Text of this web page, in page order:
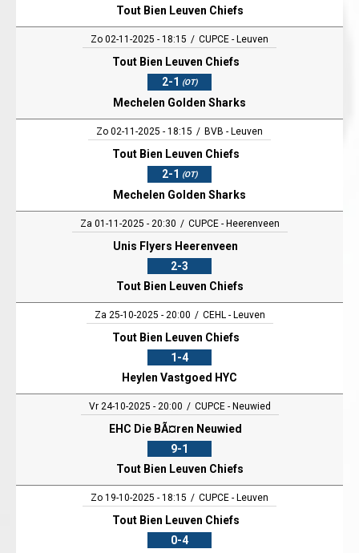
Tout Bien Leuven Chiefs
Zo 02-11-2025 - 18:15 CUPCE - Leuven
Tout Bien Leuven Chiefs
2-1 (OT)
Mechelen Golden Sharks
Zo 02-11-2025 - 18:15 BVB - Leuven
Tout Bien Leuven Chiefs
2-1 (OT)
Mechelen Golden Sharks
Za 01-11-2025 - 20:30 CUPCE - Heerenveen
Unis Flyers Heerenveen
2-3
Tout Bien Leuven Chiefs
Za 25-10-2025 - 20:00 CEHL - Leuven
Tout Bien Leuven Chiefs
1-4
Heylen Vastgoed HYC
Vr 24-10-2025 - 20:00 CUPCE - Neuwied
EHC Die BÃ¤ren Neuwied
9-1
Tout Bien Leuven Chiefs
Zo 19-10-2025 - 18:15 CUPCE - Leuven
Tout Bien Leuven Chiefs
0-4